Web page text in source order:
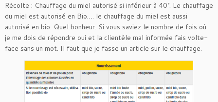
Récolte : Chauffage du miel autorisé si inférieur à 40°. Le chauffage
du miel est autorisé en Bio…. le chauffage du miel est aussi
autorisé en bio. Quel bonheur. Si vous saviez le nombre de fois où
je me dois de répondre oui et la clientèle mal informée fais volte-
face sans un mot. Il faut que je fasse un article sur le chauffage.